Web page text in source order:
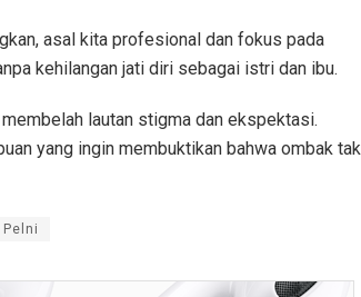
asal kita profesional dan fokus pada
kehilangan jati diri sebagai istri dan ibu.
lautan stigma dan ekspektasi.
yang ingin membuktikan bahwa ombak tak